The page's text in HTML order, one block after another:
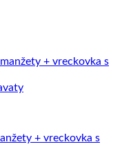
+ vreckovka s